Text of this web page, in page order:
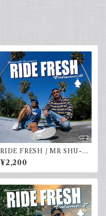
RIDE FRESH / MR SHU-G
& DJ☆GO
¥2,200